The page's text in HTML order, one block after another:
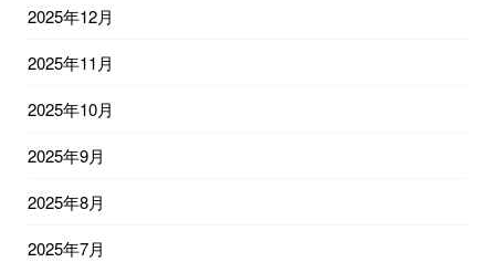
2025年12月
2025年11月
2025年10月
2025年9月
2025年8月
2025年7月